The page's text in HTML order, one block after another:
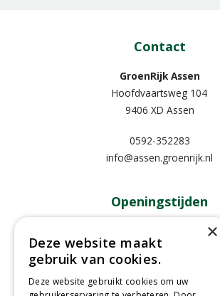
Contact
GroenRijk Assen
Hoofdvaartsweg 104
9406 XD Assen
0592-352283
info@assen.groenrijk.nl
Openingstijden
09:00 - 18:00
Dinsdag
Woensdag
Donderdag
09:00 - 18:00
×
Deze website maakt
gebruik van cookies.
Deze website gebruikt cookies om uw